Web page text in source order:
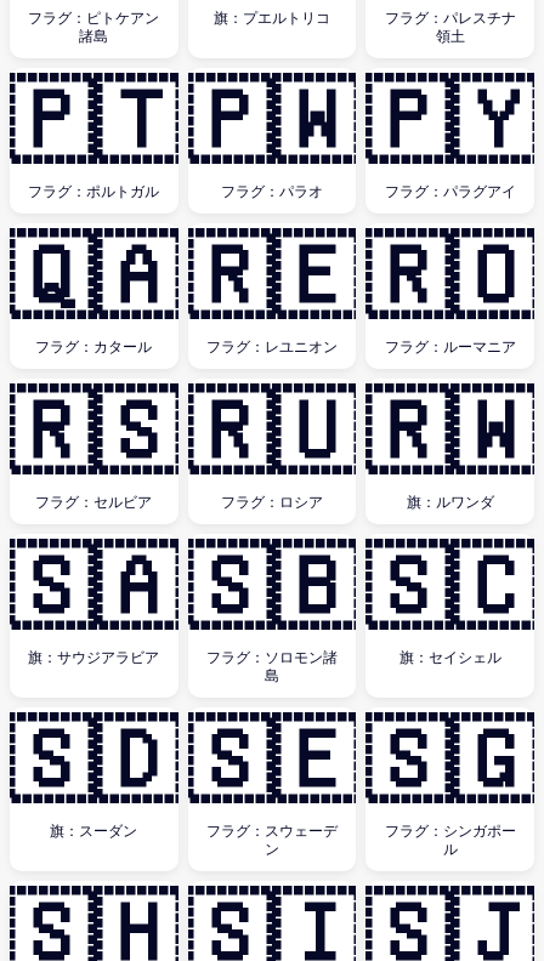
フラグ：ピトケアン
諸島
旗：プエルトリコ
フラグ：パレスチナ
領土
🇵🇹
フラグ：ポルトガル
🇵🇼
フラグ：パラオ
🇵🇾
フラグ：パラグアイ
🇶🇦
フラグ：カタール
🇷🇪
フラグ：レユニオン
🇷🇴
フラグ：ルーマニア
🇷🇸
フラグ：セルビア
🇷🇺
フラグ：ロシア
🇷🇼
旗：ルワンダ
🇸🇦
旗：サウジアラビア
🇸🇧
フラグ：ソロモン諸
島
🇸🇨
旗：セイシェル
🇸🇩
旗：スーダン
🇸🇪
フラグ：スウェーデ
ン
🇸🇬
フラグ：シンガポー
ル
🇸🇭🇸🇮🇸🇯